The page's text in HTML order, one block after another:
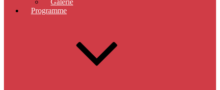
Galerie
Programme